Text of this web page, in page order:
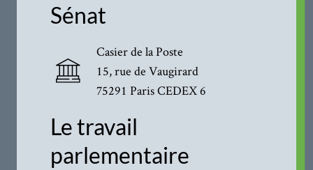
Sénat
Casier de la Poste
15, rue de Vaugirard
75291 Paris CEDEX 6
Le travail
parlementaire